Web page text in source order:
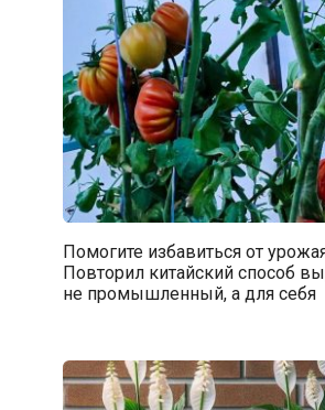
Помогите избавиться от
Повторил китайский способ
не промышленный, а для себя